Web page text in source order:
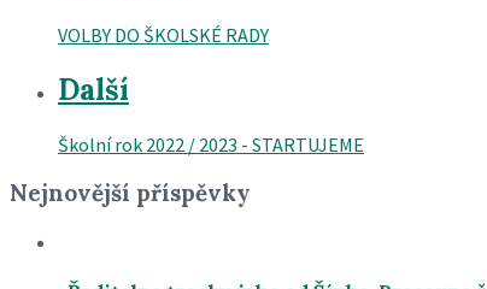
VOLBY DO ŠKOLSKÉ RADY
Další
Školní rok 2022 / 2023 - STARTUJEME
Nejnovější příspěvky